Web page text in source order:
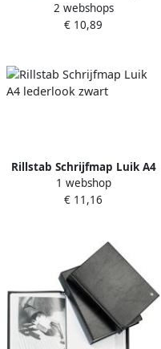
1 kanaals 20-tassen zwart
2 webshops
€ 10,89
Rillstab Schrijfmap Luik A4
lederlook zwart
1 webshop
€ 11,16